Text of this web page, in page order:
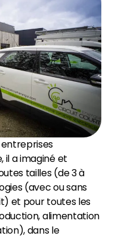
il a imaginé et
tailles (de 3 à
(avec ou sans
et pour toutes les
alimentation
dans le